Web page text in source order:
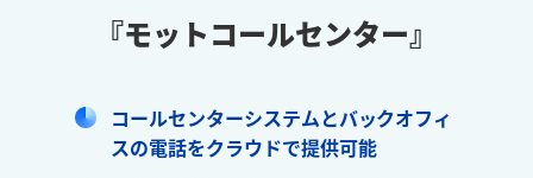
『モットコールセンター』
コールセンターシステムとバックオフィ
スの電話をクラウドで提供可能